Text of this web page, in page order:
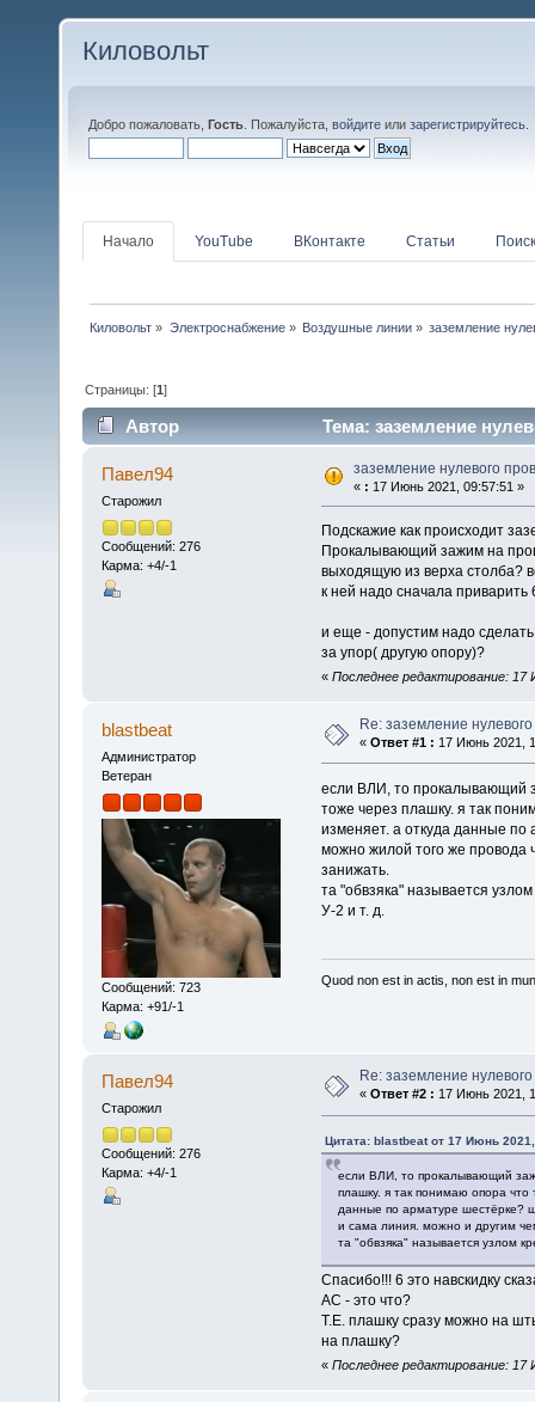
Киловольт
Добро пожаловать, Гость . Пожалуйста, войдите или зарегистрируйтесь
Начало YouTube ВКонтакте Статьи Поиск
Киловольт » Электроснабжение» Воздушные линии» заземление
Страницы: [1]
Автор Тема: заземление
Павел94
Старожил
Сообщений: 276
Карма: +4/-1
заземление нулевого
« : 17 Июнь 2021, 09:57:51 »
Подскажие как происходит
Прокалывающий зажим на
выходящую из верха столба?
к ней надо сначала
и еще - допустим надо
за упор( другую опору)?
« Последнее редактирование:
blastbeat
Администратор
Ветеран
Сообщений: 723
Карма: +91/-1
Re: заземление
« Ответ #1 : 17 Июнь 2021,
если ВЛИ, то прокалывающий
тоже через плашку. я так
изменяет. а откуда данные по
можно жилой того же провода
занижать.
та "обвзяка" называется
У-2 и т. д.
Quod non est in actis, non est in
Павел94
Старожил
Сообщений: 276
Карма: +4/-1
Re: заземление
« Ответ #2 : 17 Июнь 2021,
Цитата: blastbeat от 17 Июнь
если ВЛИ, то прокалывающий
плашку. я так понимаю опора
данные по арматуре шестёрке?
и сама линия. можно и другим
та "обвзяка" называется узлом
Спасибо!!! 6 это навскидку
АС - это что?
Т.Е. плашку сразу можно на
на плашку?
« Последнее редактирование: